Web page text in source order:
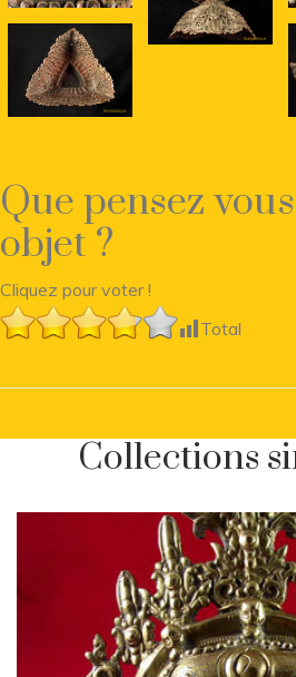
Que pensez
objet ?
Cliquez pour voter !
Total
Collections